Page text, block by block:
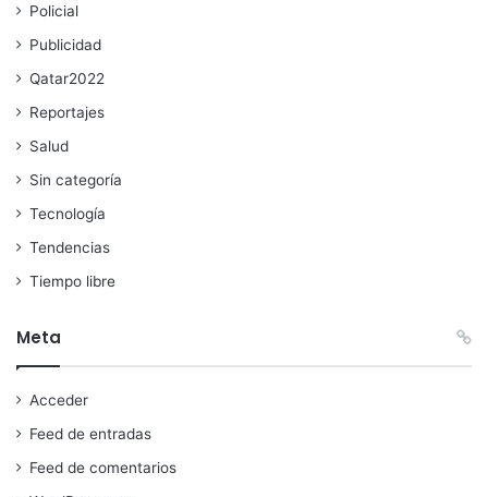
Policial
Publicidad
Qatar2022
Reportajes
Salud
Sin categoría
Tecnología
Tendencias
Tiempo libre
Meta
Acceder
Feed de entradas
Feed de comentarios